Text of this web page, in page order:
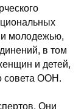
и молодежью,
в том
и детей,
совета ООН.
Они